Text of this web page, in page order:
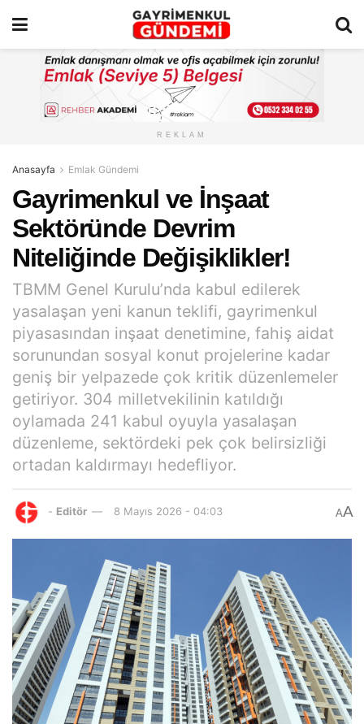
REKLAM
Anasayfa Emlak Gündemi
Gayrimenkul ve İnşaat
Sektöründe Devrim
Niteliğinde Değişiklikler!
TBMM Genel Kurulu’nda kabul edilerek
yasalaşan yeni kanun teklifi, gayrimenkul
piyasasından inşaat denetimine, fahiş aidat
sorunundan sosyal konut projelerine kadar
geniş bir yelpazede çok kritik düzenlemeler
getiriyor. 304 milletvekilinin katıldığı
oylamada 241 kabul oyuyla yasalaşan
düzenleme, sektördeki pek çok belirsizliği
ortadan kaldırmayı hedefliyor.
- Editör 8 Mayıs 2026 - 04:03 AA